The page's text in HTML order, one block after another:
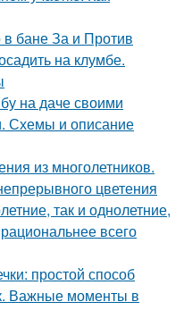
бане За и Против
на клумбе.
на даче своими
Схемы и описание
из многолетников.
цветения
так и однолетние,
всего
простой способ
Важные моменты в